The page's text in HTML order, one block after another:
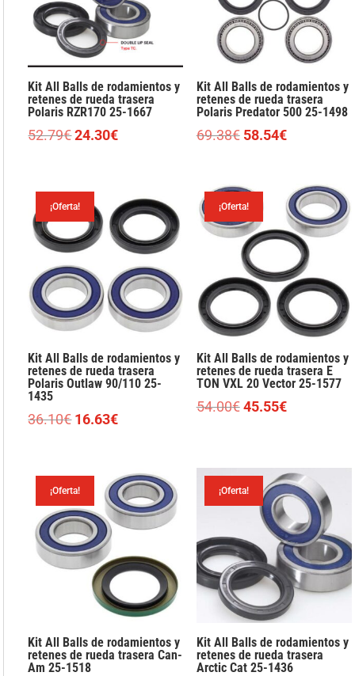
Kit All Balls de rodamientos y
retenes de rueda trasera
Polaris RZR170 25-1667
52.79€El
era:
52.79€.
24.30€El
es:
24.30€.
Kit All Balls de rodamientos y
retenes de rueda trasera
Polaris Predator 500 25-1498
69.38€ El
era:
69.38€.
58.54€El
es:
58.54€.
¡Oferta!
Kit All Balls de rodamientos y
retenes de rueda trasera
Polaris Outlaw 90/110 25-
1435
36.10€ El
era:
36.10€.
16.63€El
es:
16.63€.
¡Oferta!
Kit All Balls de rodamientos y
retenes de rueda trasera E
TON VXL 20 Vector 25-1577
54.00€ El
era:
54.00€.
45.55€El
es:
45.55€.
¡Oferta!
Kit All Balls de rodamientos y
retenes de rueda trasera Can-
Am 25-1518
¡Oferta!
Kit All Balls de rodamientos y
retenes de rueda trasera
Arctic Cat 25-1436